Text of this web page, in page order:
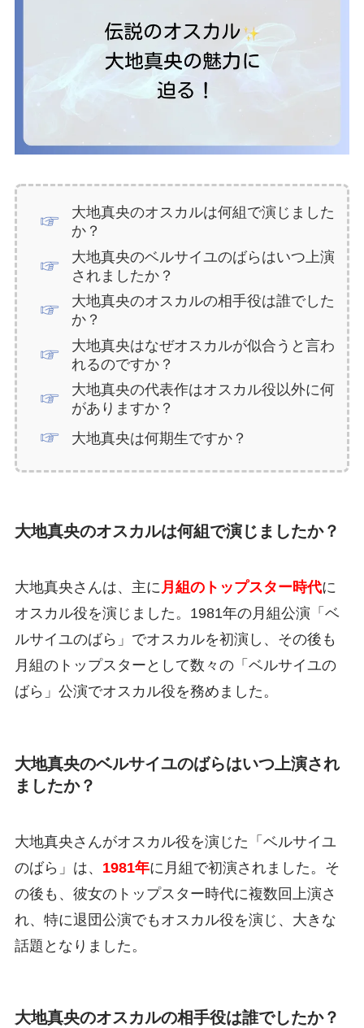
大地真央のオスカルは何組で演じました
か？
大地真央のベルサイユのばらはいつ上演
されましたか？
大地真央のオスカルの相手役は誰でした
か？
大地真央はなぜオスカルが似合うと言わ
れるのですか？
大地真央の代表作はオスカル役以外に何
がありますか？
大地真央は何期生ですか？
大地真央のオスカルは何組で演じましたか？
大地真央さんは、主に月組のトップスター時代に
オスカル役を演じました。1981年の月組公演「ベ
ルサイユのばら」でオスカルを初演し、その後も
月組のトップスターとして数々の「ベルサイユの
ばら」公演でオスカル役を務めました。
大地真央のベルサイユのばらはいつ上演され
ましたか？
大地真央さんがオスカル役を演じた「ベルサイユ
のばら」は、 1981年に月組で初演されました。そ
の後も、彼女のトップスター時代に複数回上演さ
れ、特に退団公演でもオスカル役を演じ、大きな
話題となりました。
大地真央のオスカルの相手役は誰でしたか？